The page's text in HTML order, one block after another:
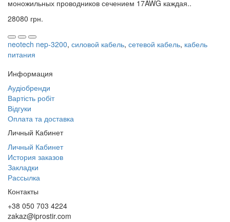
моножильных проводников сечением 17AWG каждая..
28080 грн.
neotech nep-3200, силовой кабель, сетевой кабель, кабель
питания
Информация
Аудіобренди
Вартість робіт
Відгуки
Оплата та доставка
Личный Кабинет
Личный Кабинет
История заказов
Закладки
Рассылка
Контакты
+38 050 703 4224
zakaz@iprostir.com